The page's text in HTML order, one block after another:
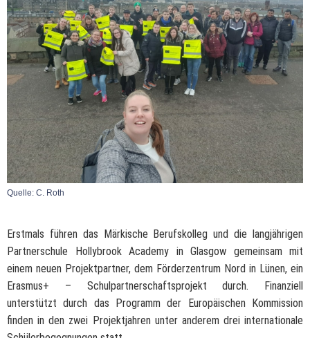
Quelle: C. Roth
Erstmals führen das Märkische Berufskolleg und die langjährigen
Partnerschule Hollybrook Academy in Glasgow gemeinsam mit
einem neuen Projektpartner, dem Förderzentrum Nord in Lünen, ein
Erasmus+ – Schulpartnerschaftsprojekt durch. Finanziell
unterstützt durch das Programm der Europäischen Kommission
finden in den zwei Projektjahren unter anderem drei internationale